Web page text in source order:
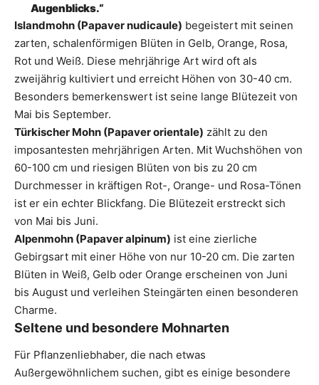
Augenblicks.“
Islandmohn (Papaver nudicaule) begeistert mit seinen
zarten, schalenförmigen Blüten in Gelb, Orange, Rosa,
Rot und Weiß. Diese mehrjährige Art wird oft als
zweijährig kultiviert und erreicht Höhen von 30-40 cm.
Besonders bemerkenswert ist seine lange Blütezeit von
Mai bis September.
Türkischer Mohn (Papaver orientale) zählt zu den
imposantesten mehrjährigen Arten. Mit Wuchshöhen von
60-100 cm und riesigen Blüten von bis zu 20 cm
Durchmesser in kräftigen Rot-, Orange- und Rosa-Tönen
ist er ein echter Blickfang. Die Blütezeit erstreckt sich
von Mai bis Juni.
Alpenmohn (Papaver alpinum) ist eine zierliche
Gebirgsart mit einer Höhe von nur 10-20 cm. Die zarten
Blüten in Weiß, Gelb oder Orange erscheinen von Juni
bis August und verleihen Steingärten einen besonderen
Charme.
Seltene und besondere Mohnarten
Für Pflanzenliebhaber, die nach etwas
Außergewöhnlichem suchen, gibt es einige besondere